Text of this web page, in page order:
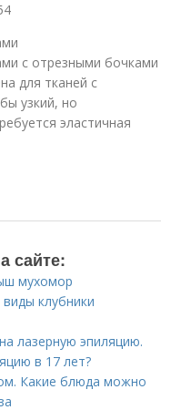
с отрезными бочками
для тканей с
узкий, но
эластичная
сайте:
мухомор
клубники
лазерную эпиляцию.
в 17 лет?
Какие блюда можно